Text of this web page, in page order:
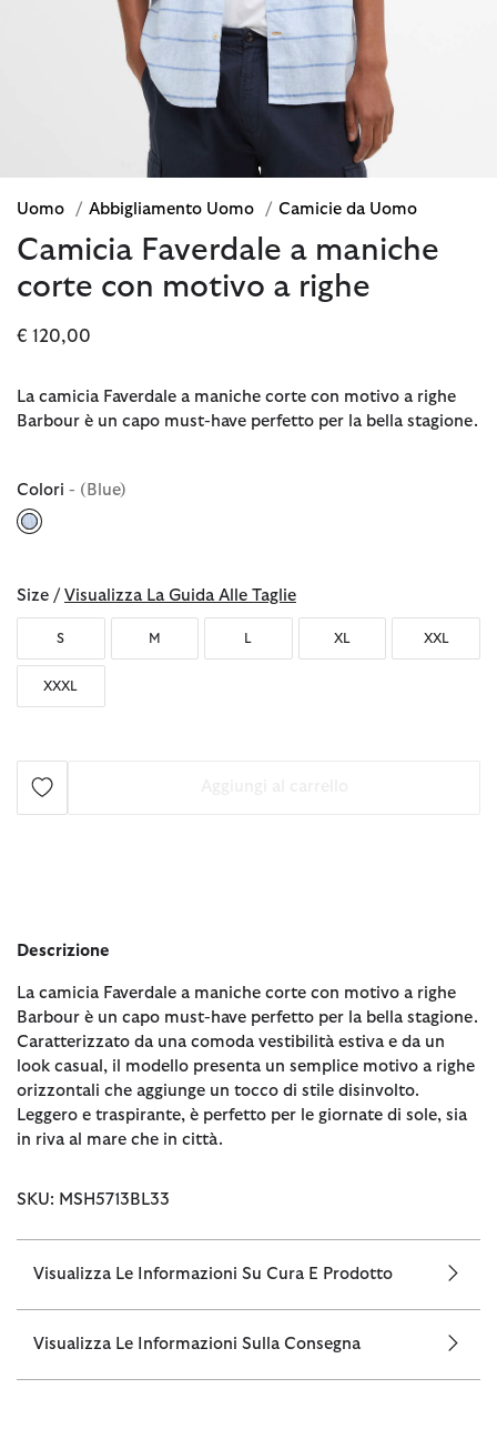
Uomo / Abbigliamento Uomo / Camicie da Uomo
Camicia Faverdale a maniche
corte con motivo a righe
€ 120,00
La camicia Faverdale a maniche corte con motivo a righe
Barbour è un capo must-have perfetto per la bella stagione.
Colori - (Blue)
Size / Visualizza La Guida Alle Taglie
S M L XL XXL
XXXL
Descrizione
La camicia Faverdale a maniche corte con motivo a righe
Barbour è un capo must-have perfetto per la bella stagione.
Caratterizzato da una comoda vestibilità estiva e da un
look casual, il modello presenta un semplice motivo a righe
orizzontali che aggiunge un tocco di stile disinvolto.
Leggero e traspirante, è perfetto per le giornate di sole, sia
in riva al mare che in città.
SKU: MSH5713BL33
Visualizza Le Informazioni Su Cura E Prodotto
Visualizza Le Informazioni Sulla Consegna